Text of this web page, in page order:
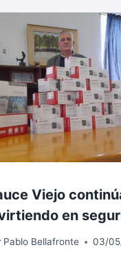
Viejo
en
Pablo Bellafronte 03/